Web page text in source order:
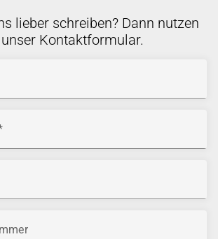
lieber schreiben? Dann nutzen
unser Kontaktformular.